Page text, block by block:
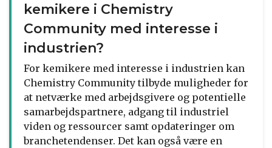
kemikere i Chemistry
Community med interesse i
industrien?
For kemikere med interesse i industrien kan
Chemistry Community tilbyde muligheder for
at netværke med arbejdsgivere og potentielle
samarbejdspartnere, adgang til industriel
viden og ressourcer samt opdateringer om
branchetendenser. Det kan også være en